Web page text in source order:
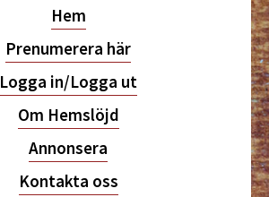
Hem
Prenumerera här
Logga in/Logga ut
Om Hemslöjd
Annonsera
Kontakta oss